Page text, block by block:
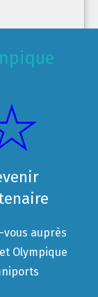
vous auprès
Olympique